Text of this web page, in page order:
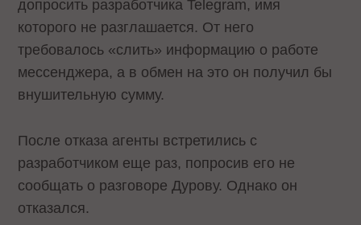
допросить разработчика Telegram, имя
которого не разглашается. От него
требовалось «слить» информацию о работе
мессенджера, а в обмен на это он получил бы
внушительную сумму.
После отказа агенты встретились с
разработчиком еще раз, попросив его не
сообщать о разговоре Дурову. Однако он
отказался.